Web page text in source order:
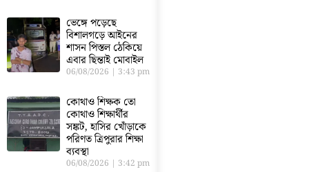
ভেঙ্গে পড়েছে
বিশালগড়ে আইনের
শাসন পিস্তল ঠেকিয়ে
এবার ছিন্তাই মোবাইল
06/08/2026 3:43 pm
কোথাও শিক্ষক তো
কোথাও শিক্ষার্থীর
সঙ্কট, হাসির খোঁড়াকে
পরিণত ত্রিপুরার শিক্ষা
ব্যবস্থা
06/08/2026 3:42 pm